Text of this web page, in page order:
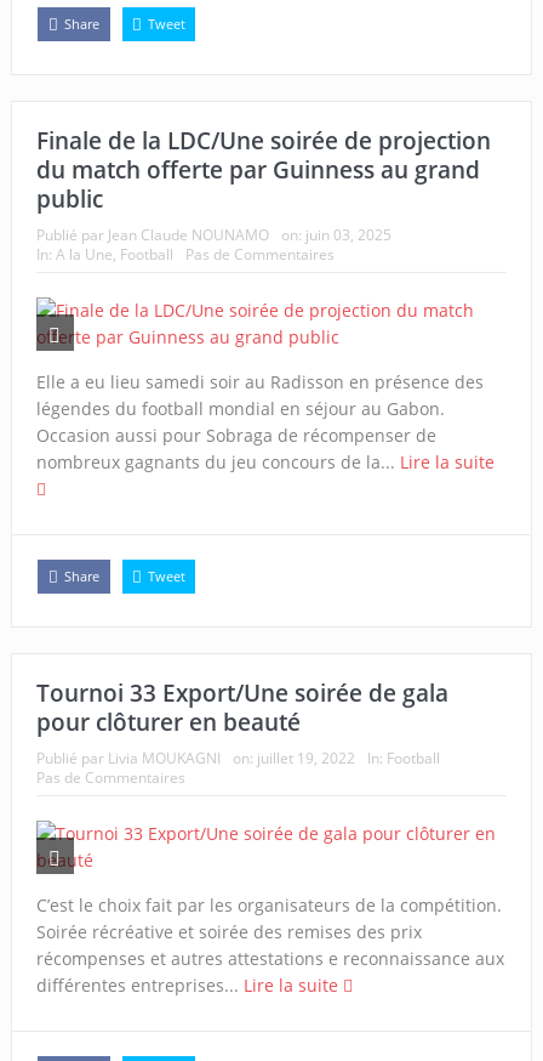
Share Tweet
Finale de la LDC/Une soirée de projection
du match offerte par Guinness au grand
public
Publié par Jean Claude NOUNAMO on: juin 03, 2025
In: A la Une, Football Pas de Commentaires
Elle a eu lieu samedi soir au Radisson en présence des
légendes du football mondial en séjour au Gabon.
Occasion aussi pour Sobraga de récompenser de
nombreux gagnants du jeu concours de la... Lire la suite
Share Tweet
Tournoi 33 Export/Une soirée de gala
pour clôturer en beauté
Publié par Livia MOUKAGNI on: juillet 19, 2022 In: Football
Pas de Commentaires
C’est le choix fait par les organisateurs de la compétition.
Soirée récréative et soirée des remises des prix
récompenses et autres attestations e reconnaissance aux
différentes entreprises... Lire la suite